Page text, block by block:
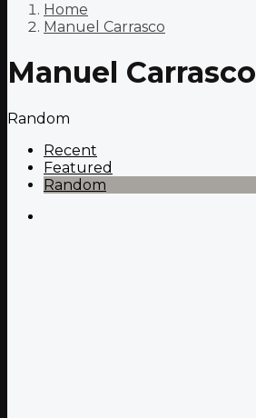
Home
Manuel Carrasco
Manuel Carrasco
Random
Recent
Featured
Random